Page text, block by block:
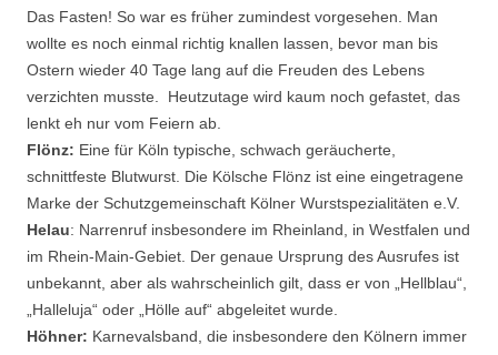
Das Fasten! So war es früher zumindest vorgesehen. Man
wollte es noch einmal richtig knallen lassen, bevor man bis
Ostern wieder 40 Tage lang auf die Freuden des Lebens
verzichten musste. Heutzutage wird kaum noch gefastet, das
lenkt eh nur vom Feiern ab.
Flönz: Eine für Köln typische, schwach geräucherte,
schnittfeste Blutwurst. Die Kölsche Flönz ist eine eingetragene
Marke der Schutzgemeinschaft Kölner Wurstspezialitäten e.V.
Helau: Narrenruf insbesondere im Rheinland, in Westfalen und
im Rhein-Main-Gebiet. Der genaue Ursprung des Ausrufes ist
unbekannt, aber als wahrscheinlich gilt, dass er von „Hellblau“,
„Halleluja“ oder „Hölle auf“ abgeleitet wurde.
Höhner: Karnevalsband, die insbesondere den Kölnern immer